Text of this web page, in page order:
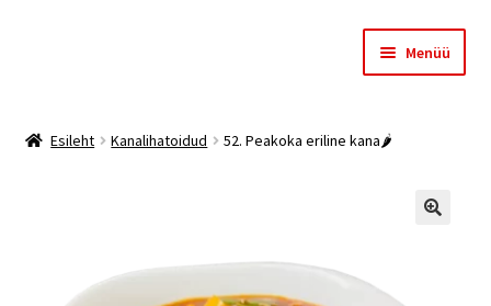
Menüü
Esileht Kanalihatoidud 52. Peakoka eriline kana🌶️